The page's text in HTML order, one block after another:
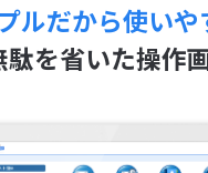
ルだから使いや
駄を省いた操作